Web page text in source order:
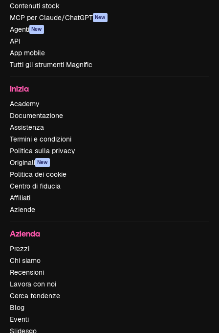
Contenuti stock
MCP per Claude/ChatGPT New
Agenti New
API
App mobile
Tutti gli strumenti Magnific
Inizia
Academy
Documentazione
Assistenza
Termini e condizioni
Politica sulla privacy
Originali New
Politica dei cookie
Centro di fiducia
Affiliati
Aziende
Azienda
Prezzi
Chi siamo
Recensioni
Lavora con noi
Cerca tendenze
Blog
Eventi
Slidesgo